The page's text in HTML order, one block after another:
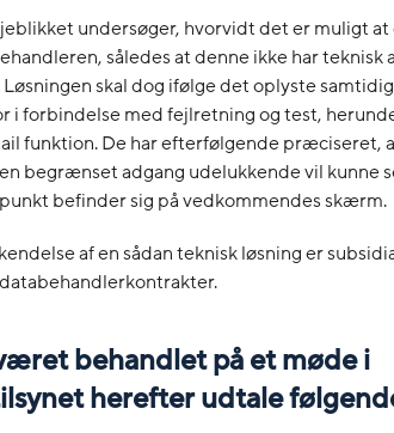
undersøger, hvorvidt det er muligt
således at denne ikke har teknisk
skal dog ifølge det oplyste
i forbindelse med fejlretning og test,
funktion. De har efterfølgende præciseret,
begrænset adgang udelukkende vil kunne
befinder sig på vedkommendes skærm.
af en sådan teknisk løsning er
behandlet på et møde i
herefter udtale